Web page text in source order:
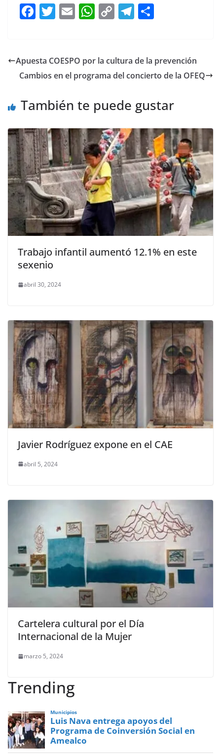
F
a
e
b
o
T
w
er
E
m
l
W
h
s
A
p
C
o
y
Li
k
T
el
gr
a
e
Apuesta COESPO por la cultura de la prevención
Cambios en el programa del concierto de la OFEQ
También te puede gustar
Trabajo infantil aumentó 12.1% en este
sexenio
abril 30, 2024
Javier Rodríguez expone en el CAE
abril 5, 2024
Cartelera cultural por el Día
Internacional de la Mujer
marzo 5, 2024
Trending
Municipios
Luis Nava entrega apoyos del
Programa de Coinversión Social en
Amealco